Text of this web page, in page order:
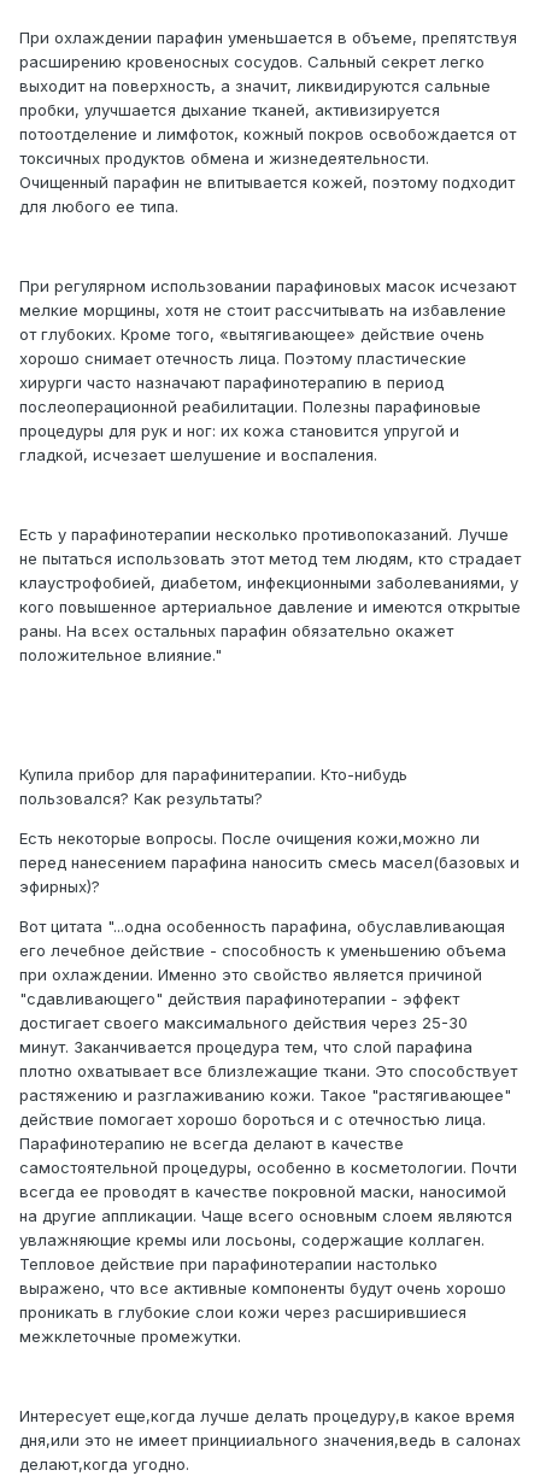
При охлаждении парафин уменьшается в объеме, препятствуя
расширению кровеносных сосудов. Сальный секрет легко
выходит на поверхность, а значит, ликвидируются сальные
пробки, улучшается дыхание тканей, активизируется
потоотделение и лимфоток, кожный покров освобождается от
токсичных продуктов обмена и жизнедеятельности.
Очищенный парафин не впитывается кожей, поэтому подходит
для любого ее типа.
При регулярном использовании парафиновых масок исчезают
мелкие морщины, хотя не стоит рассчитывать на избавление
от глубоких. Кроме того, «вытягивающее» действие очень
хорошо снимает отечность лица. Поэтому пластические
хирурги часто назначают парафинотерапию в период
послеоперационной реабилитации. Полезны парафиновые
процедуры для рук и ног: их кожа становится упругой и
гладкой, исчезает шелушение и воспаления.
Есть у парафинотерапии несколько противопоказаний. Лучше
не пытаться использовать этот метод тем людям, кто страдает
клаустрофобией, диабетом, инфекционными заболеваниями, у
кого повышенное артериальное давление и имеются открытые
раны. На всех остальных парафин обязательно окажет
положительное влияние."
Купила прибор для парафинитерапии. Кто-нибудь
пользовался? Как результаты?
Есть некоторые вопросы. После очищения кожи,можно ли
перед нанесением парафина наносить смесь масел(базовых и
эфирных)?
Вот цитата "...одна особенность парафина, обуславливающая
его лечебное действие - способность к уменьшению объема
при охлаждении. Именно это свойство является причиной
"сдавливающего" действия парафинотерапии - эффект
достигает своего максимального действия через 25-30
минут. Заканчивается процедура тем, что слой парафина
плотно охватывает все близлежащие ткани. Это способствует
растяжению и разглаживанию кожи. Такое "растягивающее"
действие помогает хорошо бороться и с отечностью лица.
Парафинотерапию не всегда делают в качестве
самостоятельной процедуры, особенно в косметологии. Почти
всегда ее проводят в качестве покровной маски, наносимой
на другие аппликации. Чаще всего основным слоем являются
увлажняющие кремы или лосьоны, содержащие коллаген.
Тепловое действие при парафинотерапии настолько
выражено, что все активные компоненты будут очень хорошо
проникать в глубокие слои кожи через расширившиеся
межклеточные промежутки.
Интересует еще,когда лучше делать процедуру,в какое время
дня,или это не имеет принцииального значения,ведь в салонах
делают,когда угодно.